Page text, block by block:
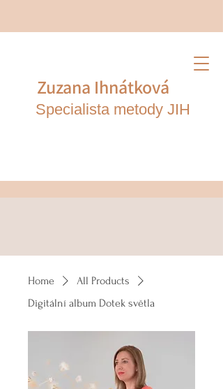
Zuzana Ihnátková
Specialista metody JIH
Home
All Products
Digitální album Dotek světla